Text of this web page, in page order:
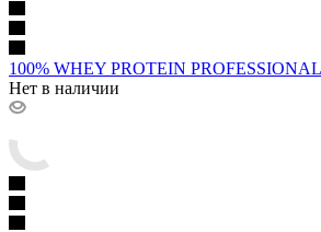
100% WHEY PROTEIN
Нет в наличии